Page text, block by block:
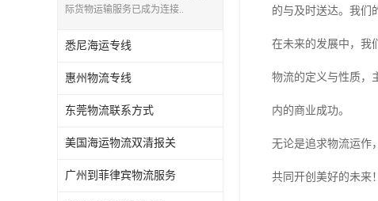
际货物运输服务已成为连接..
悉尼海运专线
惠州物流专线
东莞物流联系方式
美国海运物流双清报关
广州到菲律宾物流服务
的与及时送达。我们
在未来的发展中，我
物流的定义与性质，
内的商业成功。
无论是追求物流运作
共同开创美好的未来！